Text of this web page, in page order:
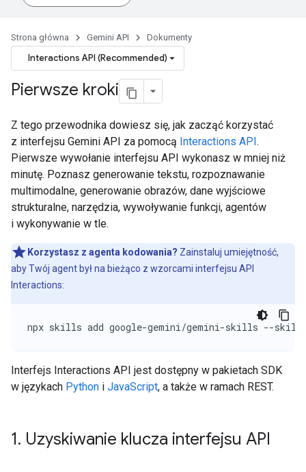
Strona główna Gemini API Dokumenty
Interactions API (Recommended)
Pierwsze kroki
Z tego przewodnika dowiesz się, jak zacząć korzystać
z interfejsu Gemini API za pomocą Interactions API.
Pierwsze wywołanie interfejsu API wykonasz w mniej niż
minutę. Poznasz generowanie tekstu, rozpoznawanie
multimodalne, generowanie obrazów, dane wyjściowe
strukturalne, narzędzia, wywoływanie funkcji, agentów
i wykonywanie w tle.
Korzystasz z agenta kodowania? Zainstaluj umiejętność,
aby Twój agent był na bieżąco z wzorcami interfejsu API
Interactions:
npx skills add google-gemini/gemini-skills --skill
Interfejs Interactions API jest dostępny w pakietach SDK
w językach Python i JavaScript, a także w ramach REST.
1. Uzyskiwanie klucza interfejsu API